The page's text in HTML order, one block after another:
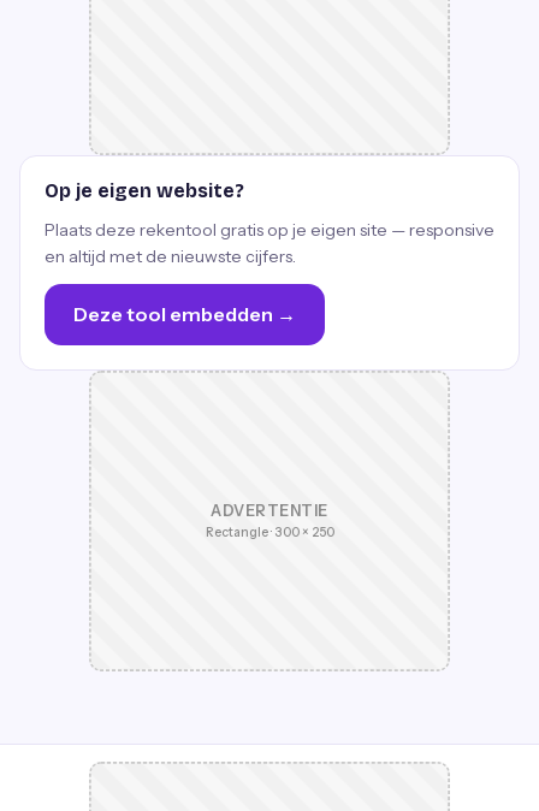
Op je eigen website?
Plaats deze rekentool gratis op je eigen site — responsive
en altijd met de nieuwste cijfers.
Deze tool embedden →
ADVERTENTIE
Rectangle · 300 × 250